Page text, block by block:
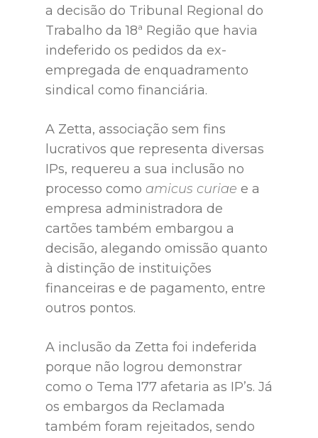
a decisão do Tribunal Regional do
Trabalho da 18ª Região que havia
indeferido os pedidos da ex-
empregada de enquadramento
sindical como financiária.
A Zetta, associação sem fins
lucrativos que representa diversas
IPs, requereu a sua inclusão no
processo como amicus curiae e a
empresa administradora de
cartões também embargou a
decisão, alegando omissão quanto
à distinção de instituições
financeiras e de pagamento, entre
outros pontos.
A inclusão da Zetta foi indeferida
porque não logrou demonstrar
como o Tema 177 afetaria as IP’s. Já
os embargos da Reclamada
também foram rejeitados, sendo